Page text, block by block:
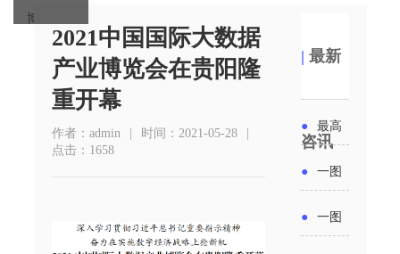
博览会在贵阳隆重开幕
2021中国国际大数据
产业博览会在贵阳隆
重开幕
作者：admin | 时间：2021-05-28
|
点击：1658
|最新
咨讯
● 最高
元！贵
● 一图
● 一图